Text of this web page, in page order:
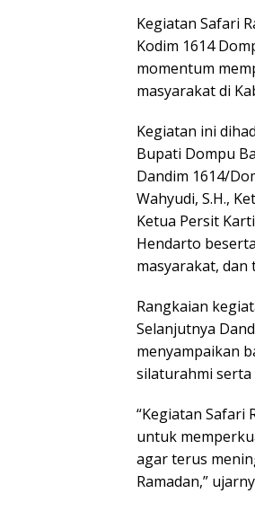
Kegiatan Safari
Kodim 1614
momentum
masyarakat di
Kegiatan ini
Bupati Dompu
Dandim 1614/
Wahyudi, S.H.,
Ketua Persit
Hendarto
masyarakat, dan
Rangkaian
Selanjutnya
menyampaikan
silaturahmi
“Kegiatan Safari
untuk
agar terus
Ramadan,”